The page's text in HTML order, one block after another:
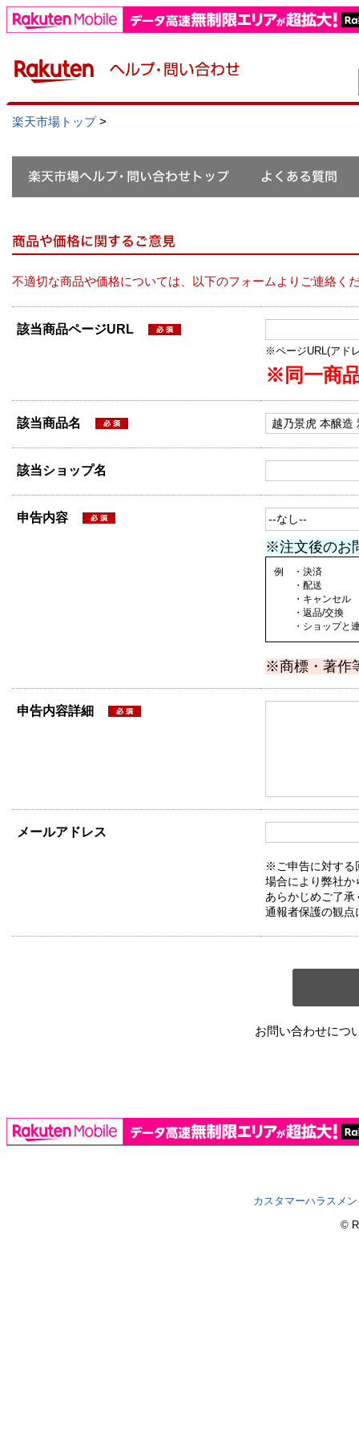
楽天市場トップ>
不適切な商品や価格については、以下のフォームよりご連絡く
該当商品ページURL
※ページURL(アド
※同一商
該当商品名
該当ショップ名
申告内容
※注文後のお
例 ・決済
・配送
・キャンセル
・返品/交換
・ショップと連
※商標・著作
申告内容詳細
メールアドレス
※ご申告に対する
場合により弊社か
あらかじめご了承
通報者保護の観点
お問い合わせにつ
カスタマーハラスメ
©